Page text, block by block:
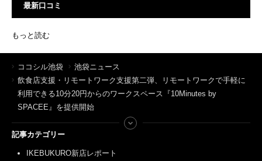
最新口コミ
もっと読む
ココシル池袋
池袋ニュース
飲食店支援・リモートワーク支援第二弾、リモートワークで手軽に
利用できる10分20円からのワークスペース『10Minutes by
SPACEE』を提供開始
記事カテゴリー
IKEBUKURO新店レポート